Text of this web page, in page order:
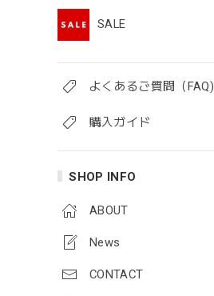
SALE
よくあるご質問（FAQ)
購入ガイド
SHOP INFO
ABOUT
News
CONTACT